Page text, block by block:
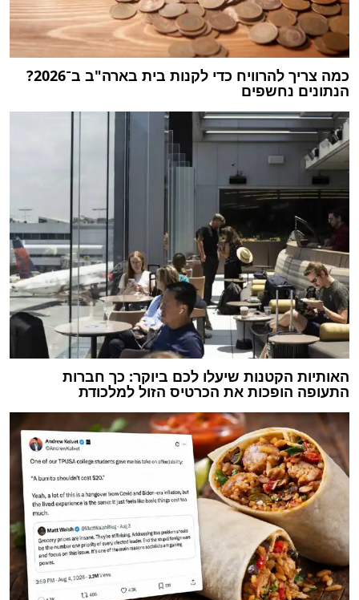
כמה צריך להרוויח כדי לקנות בית בארה"ב ב־2026?
הנתונים נחשפים
האותיות הקטנות שיעלו לכם ביוקר: כך חברות
התעופה הופכות את הכרטיס הזול למלכודת